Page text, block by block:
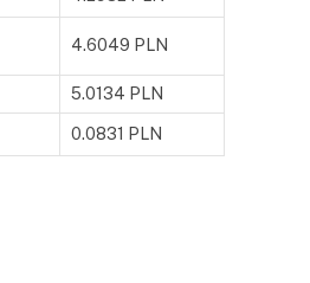
4.6049 PLN
5.0134 PLN
0.0831 PLN